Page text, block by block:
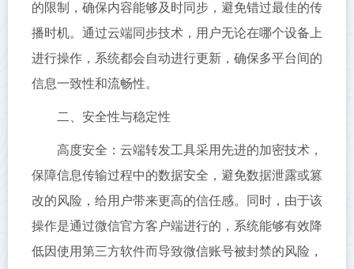
的限制，确保内容能够及时同步，避免错过最佳的传
播时机。通过云端同步技术，用户无论在哪个设备上
进行操作，系统都会自动进行更新，确保多平台间的
信息一致性和流畅性。
二、安全性与稳定性
高度安全：云端转发工具采用先进的加密技术，
保障信息传输过程中的数据安全，避免数据泄露或篡
改的风险，给用户带来更高的信任感。同时，由于该
操作是通过微信官方客户端进行的，系统能够有效降
低因使用第三方软件而导致微信账号被封禁的风险，